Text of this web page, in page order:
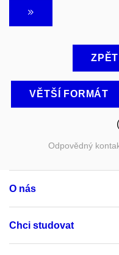
VĚTŠÍ FORMÁT
(
Odpovědný
O nás
Chci studovat